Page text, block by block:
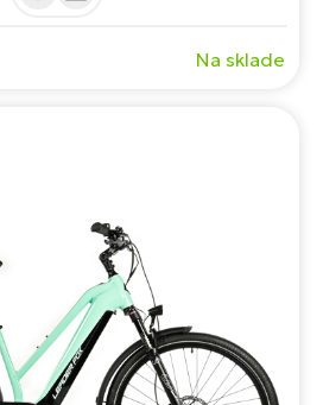
Na sklade